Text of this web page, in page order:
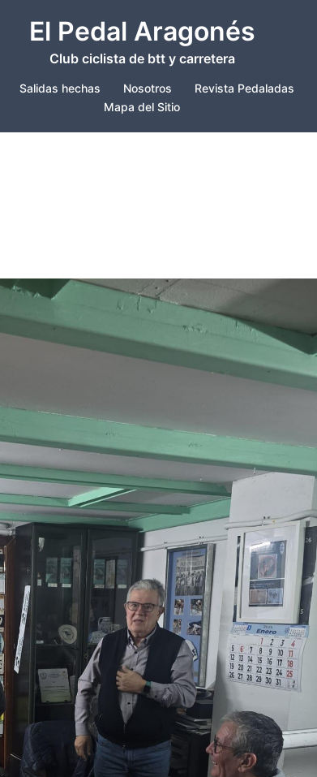
El Pedal Aragonés
Club ciclista de btt y carretera
Salidas hechas Nosotros Revista Pedaladas
Mapa del Sitio